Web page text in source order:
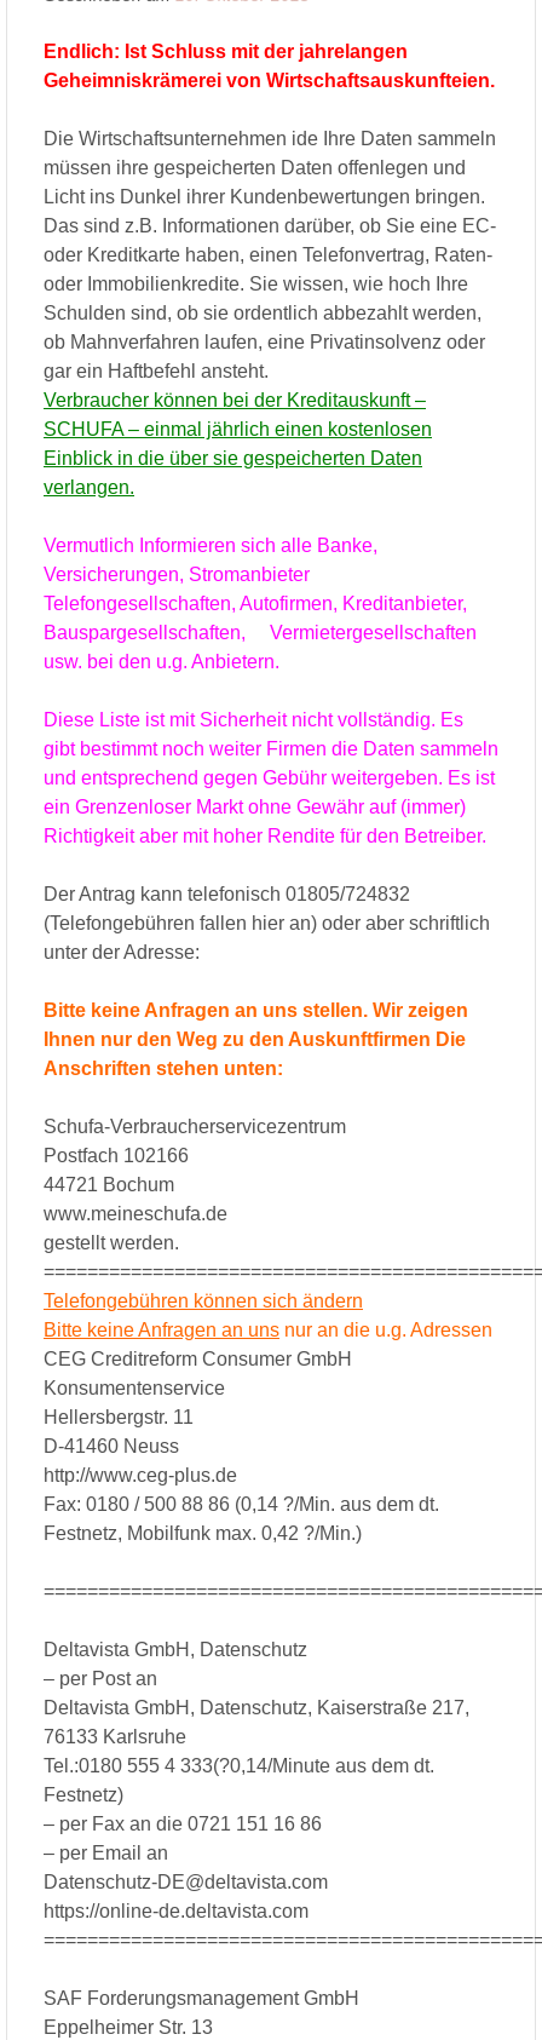
Endlich: Ist Schluss mit der jahrelangen
Geheimniskrämerei von Wirtschaftsauskunfteien.
Die Wirtschaftsunternehmen ide Ihre Daten sammeln
müssen ihre gespeicherten Daten offenlegen und
Licht ins Dunkel ihrer Kundenbewertungen bringen.
Das sind z.B. Informationen darüber, ob Sie eine EC-
oder Kreditkarte haben, einen Telefonvertrag, Raten-
oder Immobilienkredite. Sie wissen, wie hoch Ihre
Schulden sind, ob sie ordentlich abbezahlt werden,
ob Mahnverfahren laufen, eine Privatinsolvenz oder
gar ein Haftbefehl ansteht.
Verbraucher können bei der Kreditauskunft –
SCHUFA – einmal jährlich einen kostenlosen
Einblick in die über sie gespeicherten Daten
verlangen.
Vermutlich Informieren sich alle Banke,
Versicherungen, Stromanbieter
Telefongesellschaften, Autofirmen, Kreditanbieter,
Bauspargesellschaften, Vermietergesellschaften
usw. bei den u.g. Anbietern.
Diese Liste ist mit Sicherheit nicht vollständig. Es
gibt bestimmt noch weiter Firmen die Daten sammeln
und entsprechend gegen Gebühr weitergeben. Es ist
ein Grenzenloser Markt ohne Gewähr auf (immer)
Richtigkeit aber mit hoher Rendite für den Betreiber.
Der Antrag kann telefonisch 01805/724832
(Telefongebühren fallen hier an) oder aber schriftlich
unter der Adresse:
Bitte keine Anfragen an uns stellen. Wir zeigen
Ihnen nur den Weg zu den Auskunftfirmen Die
Anschriften stehen unten:
Schufa-Verbraucherservicezentrum
Postfach 102166
44721 Bochum
www.meineschufa.de
gestellt werden.
Telefongebühren können sich ändern
Bitte keine Anfragen an uns nur an die u.g. Adressen
CEG Creditreform Consumer GmbH
Konsumentenservice
Hellersbergstr. 11
D-41460 Neuss
http://www.ceg-plus.de
Fax: 0180 / 500 88 86 (0,14 ?/Min. aus dem dt.
Festnetz, Mobilfunk max. 0,42 ?/Min.)
Deltavista GmbH, Datenschutz
– per Post an
Deltavista GmbH, Datenschutz, Kaiserstraße 217,
76133 Karlsruhe
Tel.:0180 555 4 333(?0,14/Minute aus dem dt.
Festnetz)
– per Fax an die 0721 151 16 86
– per Email an
Datenschutz-DE@deltavista.com
https://online-de.deltavista.com
SAF Forderungsmanagement GmbH
Eppelheimer Str. 13